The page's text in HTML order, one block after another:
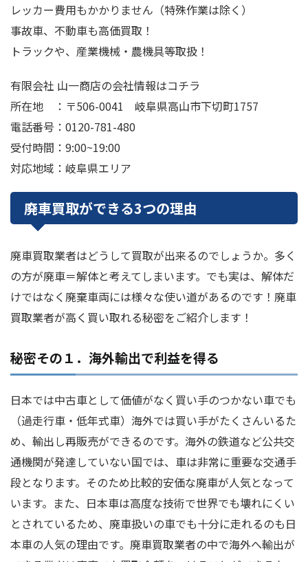
レッカー費用もかかりません（特殊作業は除く）
事故車、不動車も高価買取！
トラックや、産業機械・農機具等取扱！
有限会社 山一商店の会社情報はコチラ
所在地 ：〒506-0041 岐阜県高山市下切町1757
電話番号：0120-781-480
受付時間：9:00~19:00
対応地域：岐阜県エリア
廃車買取ができる3つの理由
廃車買取業者はどうして買取が出来るのでしょうか。多く
の方が廃車＝解体と考えてしまいます。でも実は、解体だ
けではなく廃棄車両には様々な使い道があるのです！廃車
買取業者が高く買い取れる秘密をご紹介します！
秘密その１．海外輸出で利益を得る
日本では中古車として価値がなく買い手のつかない車でも
（過走行車・低年式車）海外では買い手がたくさんいるた
め、輸出し再販売ができるのです。海外の鉄道など公共交
通機関が発達していない国では、車は非常に重要な交通手
段となります。そのため比較的安価な廃車が人気となって
います。また、日本車は高度な技術で世界でも壊れにくい
とされているため、廃車扱いの車でも十分に走れるのも日
本車の人気の理由です。廃車買取業者の中で海外へ輸出が